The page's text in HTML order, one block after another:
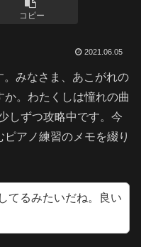
コピー
2021.06.05
みなさま、あこがれの
。わたくしは憧れの曲
しずつ攻略中です。今
アノ練習のメモを綴り
てるみたいだね。良い